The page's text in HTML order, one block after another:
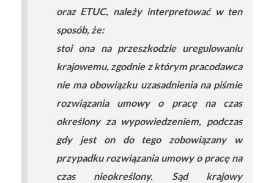
oraz ETUC, należy interpretować w ten
sposób, że:
stoi ona na przeszkodzie uregulowaniu
krajowemu, zgodnie z którym pracodawca
nie ma obowiązku uzasadnienia na piśmie
rozwiązania umowy o pracę na czas
określony za wypowiedzeniem, podczas
gdy jest on do tego zobowiązany w
przypadku rozwiązania umowy o pracę na
czas nieokreślony. Sąd krajowy